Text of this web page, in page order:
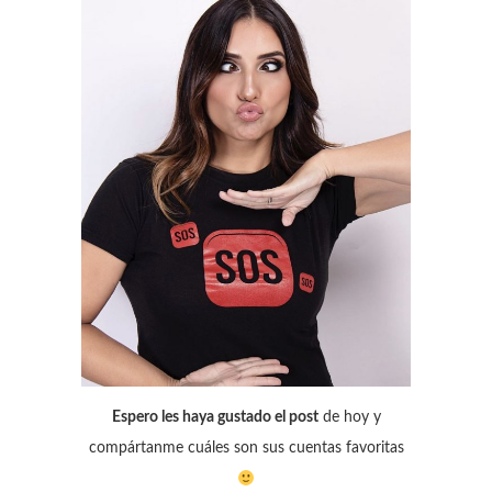
Espero les haya gustado el postde hoy y
compártanme cuáles son sus cuentas favoritas